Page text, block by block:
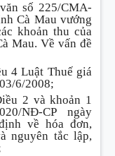
số 225/CMA-
Cà Mau vướng
khoản thu của
Mau. Về vấn đề
4 Luật Thuế giá
6/2008;
2 và khoản 1
NĐ-CP ngày
về hóa đơn,
nguyên tắc lập,